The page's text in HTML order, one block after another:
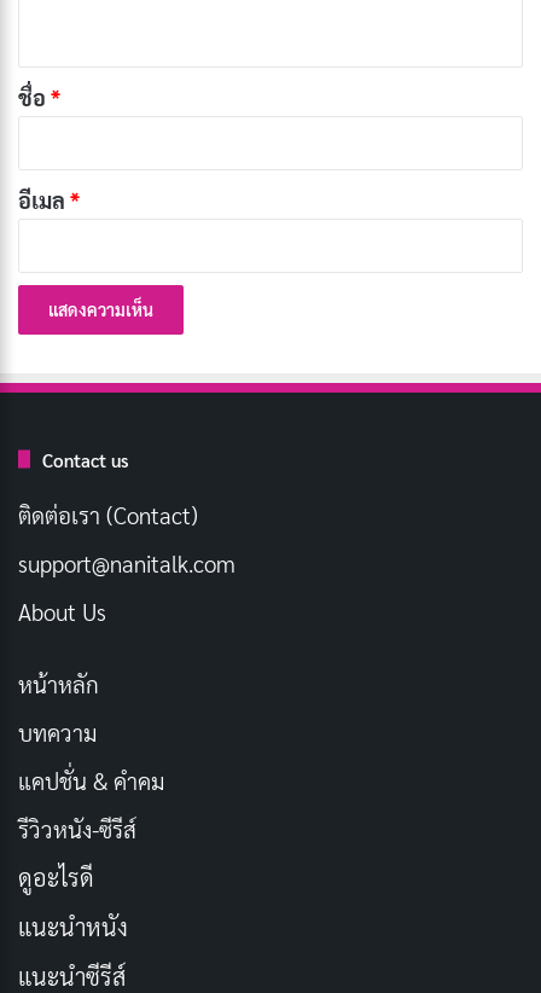
เล่ห์อุบายบนสื่อต่างๆ เพื่อหลอกเหยื่อให้หลงเชื่อและตก
ซึ่งสามารถนำไปก่ออาชญากรรมทางการเงินหรือทาง
กฎหมายได้ในภายหลัง คำว่า “Scammer” มาจากคำว่า
อังกฤษ โดยสแกมเมอร์จะใช้รูปโปรไฟล์สวยหรู พูดจาหว่าน
ไม่ว่าจะเป็นโอกาสทางธุรกิจ
เป้าหมายหลักของสแกมเมอร์คือการสร้างความเชื่อใจให้
เหยื่อรู้สึกวางใจ ไม่ว่าจะเป็นการทำทีคล้ายคนรักหรือ
อำนาจ จนหลายคนรู้สึกเกรงกลัวแล้วจ่ายเงินเพื่อคลี่คลาย
ทางโทรศัพท์จะเป็นสิ่งที่หลายคนเคยได้ยินบ่อยครั้ง แต่ก็ยัง
มีคนตกเป็นเหยื่อมากขึ้นเรื่อยๆ เพราะสแกมเมอร์รู้จักปรับ
กลยุทธ์ให้สอดคล้องกับสถานการณ์และเทคโนโลยีใน
ปัจจุบัน ยิ่งโลกออนไลน์เข้าถึงง่ายเท่าไร โอกาสหลอกลวงก็
เพิ่มขึ้นเท่านั้น
บทความที่เกี่ยวข้อง
*
ชื่อ *
อีเมล *
Contact us
ติดต่อเรา (Contact)
support@nanitalk.com
About Us
หน้าหลัก
บทความ
แคปชั่น & คำคม
รีวิวหนัง-ซีรีส์
ดูอะไรดี
แนะนำหนัง
แนะนำซีรีส์